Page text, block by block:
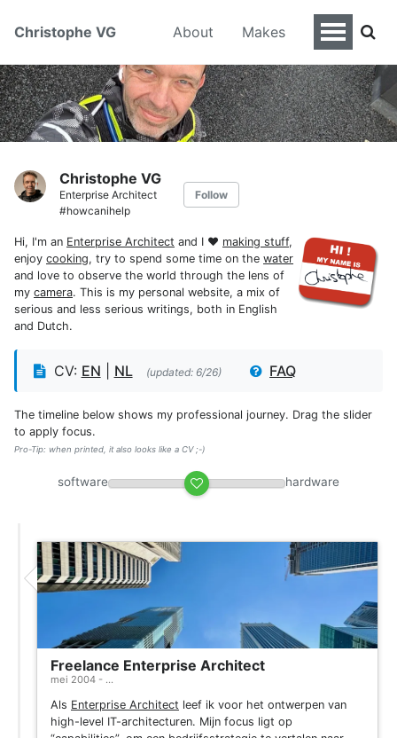
Christophe VG About Makes
Christophe VG
Enterprise Architect
#howcanihelp
Follow
Hi, I'm an Enterprise Architect and I ♥ making stuff,
enjoy cooking, try to spend some time on the water
and love to observe the world through the lens of
my camera. This is my personal website, a mix of
serious and less serious writings, both in English
and Dutch.
CV: EN NL (updated: 6/26) FAQ
The timeline below shows my professional journey. Drag the slider
to apply focus.
Pro-Tip: when printed, it also looks like a CV ;-)
software hardware
Freelance Enterprise Architect
mei 2004 - ...
Als Enterprise Architect leef ik voor het ontwerpen van
high-level IT-architecturen. Mijn focus ligt op